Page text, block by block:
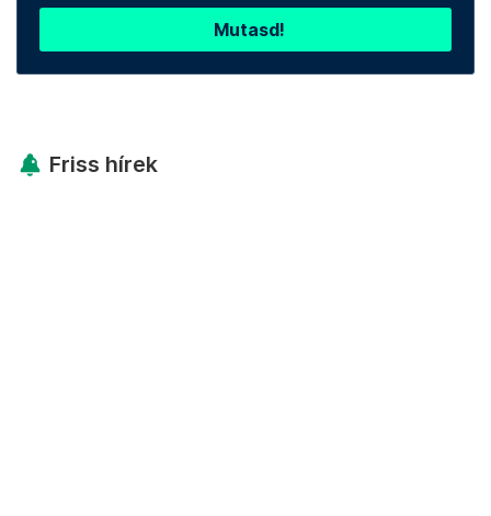
Mutasd!
Friss hírek